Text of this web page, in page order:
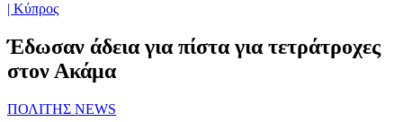
| Κύπρος
Έδωσαν άδεια για πίστα για τετράτροχες
στον Ακάμα
ΠΟΛΙΤΗΣ NEWS